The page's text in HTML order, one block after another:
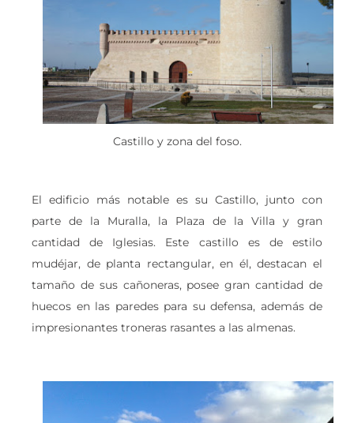
Castillo y zona del foso.
El edificio más notable es su Castillo, junto con
parte de la Muralla, la Plaza de la Villa y gran
cantidad de Iglesias. Este castillo es de estilo
mudéjar, de planta rectangular, en él, destacan el
tamaño de sus cañoneras, posee gran cantidad de
huecos en las paredes para su defensa, además de
impresionantes troneras rasantes a las almenas.